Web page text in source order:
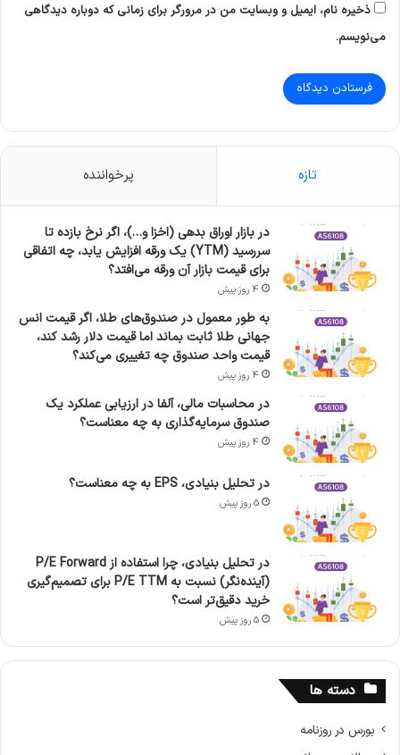
ذخیره نام، ایمیل و وبسایت من در مرورگر برای زمانی که دوباره دیدگاهی
می‌نویسم.
تازه پرخواننده
در بازار اوراق بدهی (اخزا و…)، اگر نرخ بازده تا
سررسید (YTM) یک ورقه افزایش یابد، چه اتفاقی
برای قیمت بازار آن ورقه می‌افتد؟
4 روز پیش
به طور معمول در صندوق‌های طلا، اگر قیمت انس
جهانی طلا ثابت بماند اما قیمت دلار رشد کند،
قیمت واحد صندوق چه تغییری می‌کند؟
4 روز پیش
در محاسبات مالی، آلفا در ارزیابی عملکرد یک
صندوق سرمایه‌گذاری به چه معناست؟
4 روز پیش
در تحلیل بنیادی، EPS به چه معناست؟
5 روز پیش
در تحلیل بنیادی، چرا استفاده از P/E Forward
(آینده‌نگر) نسبت به P/E TTM برای تصمیم‌گیری
خرید دقیق‌تر است؟
5 روز پیش
دسته ها
بورس در روزنامه